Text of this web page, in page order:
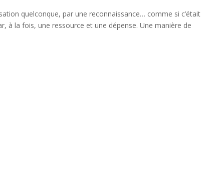
quelconque, par une reconnaissance… comme si c’était
à la fois, une ressource et une dépense. Une manière de